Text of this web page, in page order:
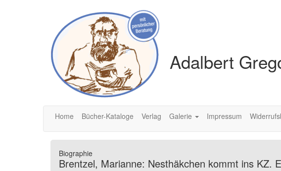
Adalbert
Home Bücher-Kataloge Verlag Galerie Impressum
Biographie
Brentzel, Marianne: Nesthäkchen kommt ins KZ.